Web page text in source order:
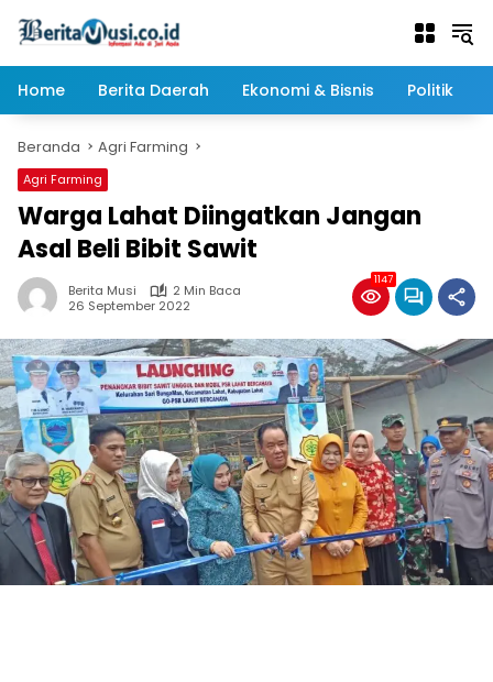
Home
Berita Daerah Ekonomi & Bisnis Politik
Beranda Agri Farming
Agri Farming
Warga Lahat Diingatkan Jangan
Asal Beli Bibit Sawit
Berita Musi
2 Min Baca
26 September 2022
1147